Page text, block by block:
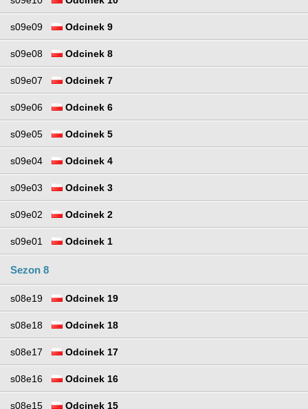
s09e09 Odcinek 9
s09e08 Odcinek 8
s09e07 Odcinek 7
s09e06 Odcinek 6
s09e05 Odcinek 5
s09e04 Odcinek 4
s09e03 Odcinek 3
s09e02 Odcinek 2
s09e01 Odcinek 1
Sezon 8
s08e19 Odcinek 19
s08e18 Odcinek 18
s08e17 Odcinek 17
s08e16 Odcinek 16
s08e15 Odcinek 15